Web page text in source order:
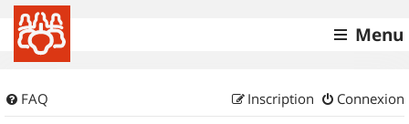
Menu
FAQ Connexion
Inscription